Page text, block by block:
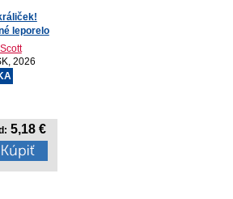
leporelo
2026
5,18 €